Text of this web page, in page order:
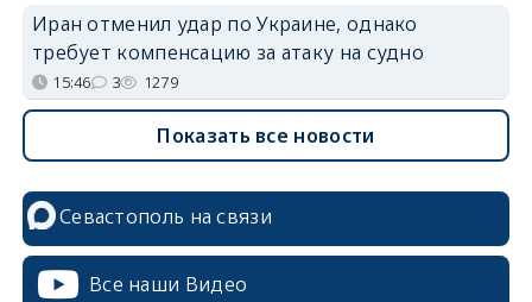
Иран отменил удар по Украине, однако
требует компенсацию за атаку на судно
15:46 3 1279
Показать все новости
Севастополь на связи
Все наши Видео